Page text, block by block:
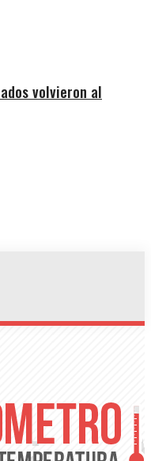
volvieron al